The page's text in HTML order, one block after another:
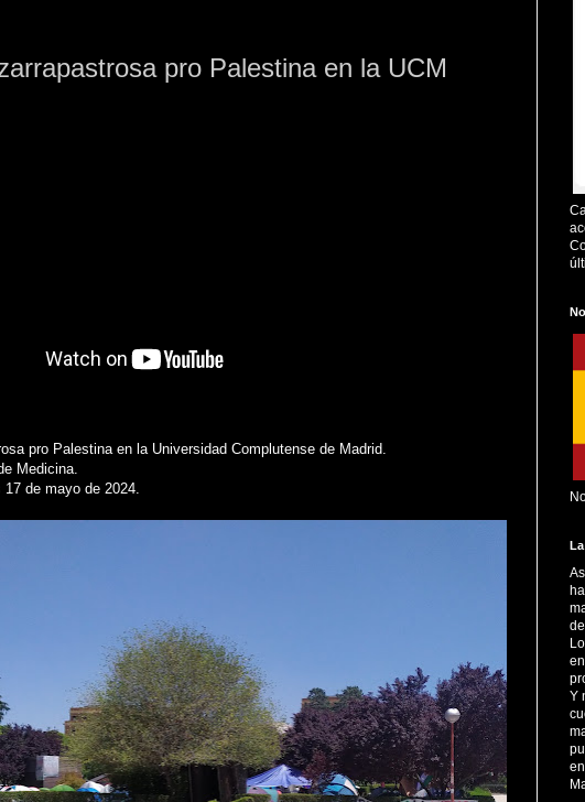
pro Palestina en la UCM
pro Palestina en la Universidad Complutense de Madrid.
Medicina.
de mayo de 2024.
Y